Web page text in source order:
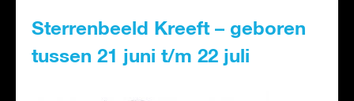
Sterrenbeeld Kreeft – geboren
tussen 21 juni t/m 22 juli